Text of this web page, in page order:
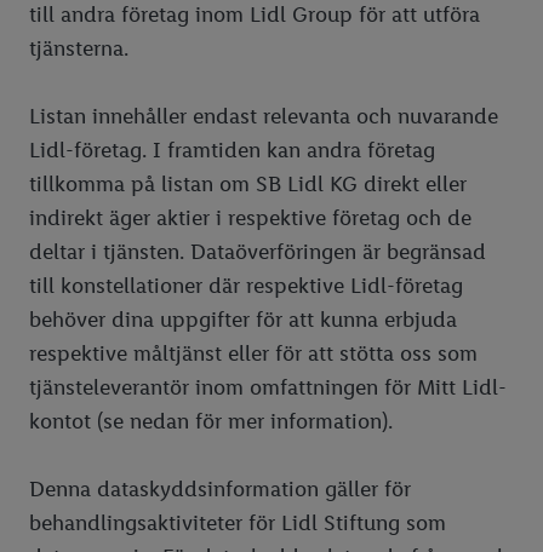
till andra företag inom Lidl Group för att utföra
tjänsterna.
Listan innehåller endast relevanta och nuvarande
Lidl-företag. I framtiden kan andra företag
tillkomma på listan om SB Lidl KG direkt eller
indirekt äger aktier i respektive företag och de
deltar i tjänsten. Dataöverföringen är begränsad
till konstellationer där respektive Lidl-företag
behöver dina uppgifter för att kunna erbjuda
respektive måltjänst eller för att stötta oss som
tjänsteleverantör inom omfattningen för Mitt Lidl-
kontot (se nedan för mer information).
Denna dataskyddsinformation gäller för
behandlingsaktiviteter för Lidl Stiftung som